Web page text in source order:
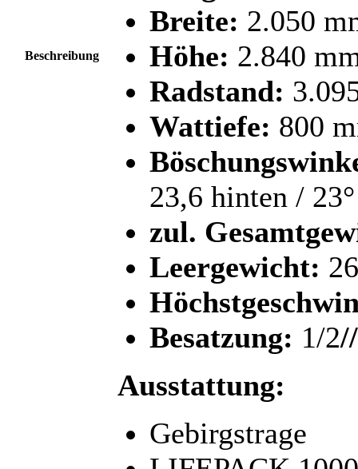
Beschreibung
Breite: 2.050
Höhe: 2.840
Radstand:
Wattiefe: 800
23,6 hinten / 23°
zul.
Leergewicht:
Besatzung: 1/2
Ausstattung:
Gebirgstrage